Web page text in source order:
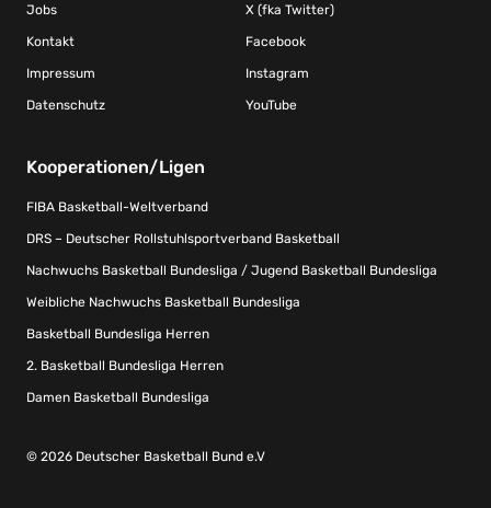
Jobs
Kontakt
Impressum
Datenschutz
X (fka Twitter)
Facebook
Instagram
YouTube
Kooperationen/Ligen
FIBA Basketball-Weltverband
DRS – Deutscher Rollstuhlsportverband Basketball
Nachwuchs Basketball Bundesliga / Jugend Basketball Bundesliga
Weibliche Nachwuchs Basketball Bundesliga
Basketball Bundesliga Herren
2. Basketball Bundesliga Herren
Damen Basketball Bundesliga
© 2026 Deutscher Basketball Bund e.V